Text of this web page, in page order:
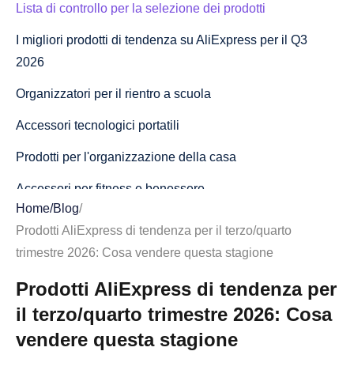
Lista di controllo per la selezione dei prodotti
I migliori prodotti di tendenza su AliExpress per il Q3
2026
Organizzatori per il rientro a scuola
Accessori tecnologici portatili
Prodotti per l'organizzazione della casa
Accessori per fitness e benessere
Prodotti per il comfort invernale
Strumenti per la bellezza e la cura di sé
Home/Blog/
Prodotti AliExpress di tendenza per il terzo/quarto
trimestre 2026: Cosa vendere questa stagione
Prodotti AliExpress di tendenza per
il terzo/quarto trimestre 2026: Cosa
vendere questa stagione